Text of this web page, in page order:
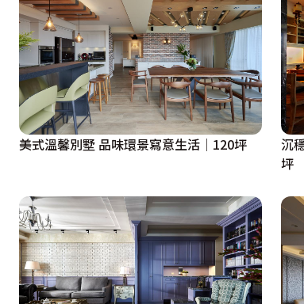
造型牆，可用來陳列展示精品收藏。最令人讚聲
的配置，也讓房內兩扇視野絕佳的窗景盡收眼底
美式溫馨別墅 品味環景寫意生活│120坪
沉
坪